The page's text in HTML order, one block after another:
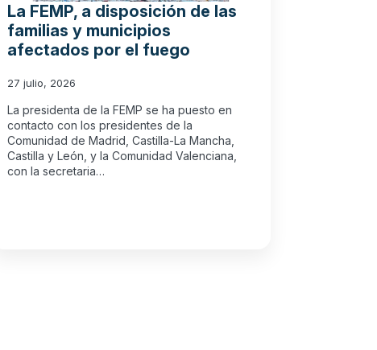
La FEMP, a disposición de las
familias y municipios
afectados por el fuego
27 julio, 2026
La presidenta de la FEMP se ha puesto en
contacto con los presidentes de la
Comunidad de Madrid, Castilla-La Mancha,
Castilla y León, y la Comunidad Valenciana,
con la secretaria…